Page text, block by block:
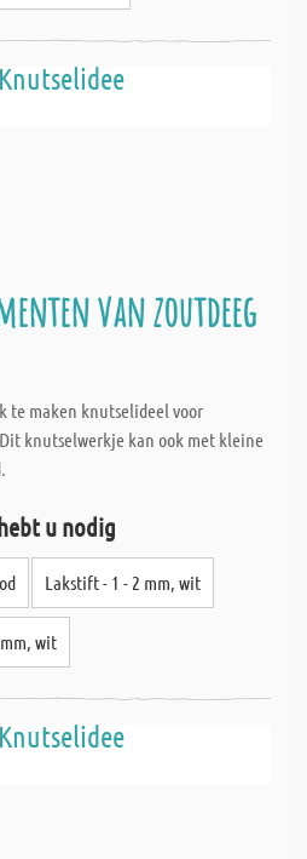
Knutselidee
van zoutdeeg
te maken knutselideel voor
knutselwerkje kan ook met kleine
u nodig
Lakstift - 1 - 2 mm, wit
wit
Knutselidee